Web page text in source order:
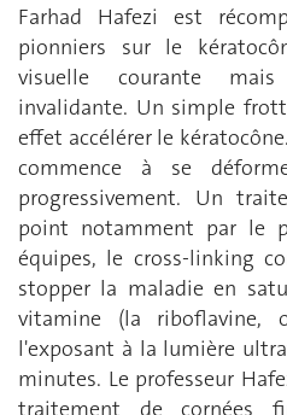
Farhad Hafezi est
pionniers sur le
visuelle courante
invalidante. Un simple
effet accélérer le
commence à se
progressivement. Un
point notamment par le
équipes, le cross-linking
stopper la maladie en
vitamine (la riboflavine,
l'exposant à la lumière
minutes. Le professeur
traitement de cornées